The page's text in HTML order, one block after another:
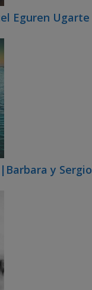
Eguren Ugarte
y Sergio